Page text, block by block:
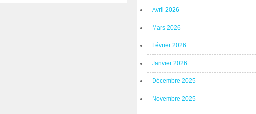
Avril 2026
Mars 2026
Février 2026
Janvier 2026
Décembre 2025
Novembre 2025